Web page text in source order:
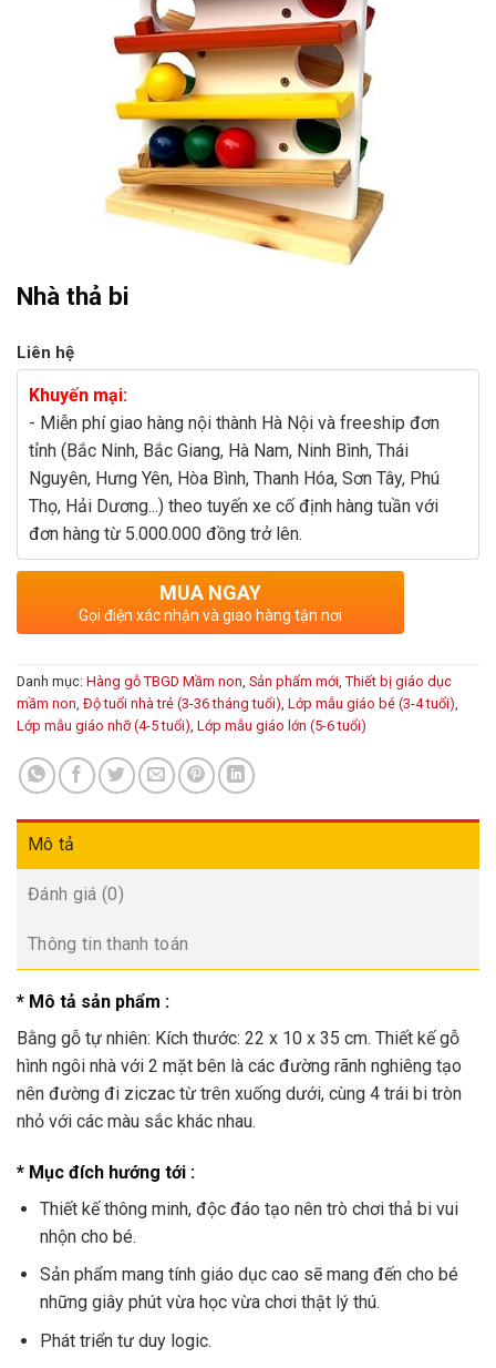
Nhà thả bi
Liên hệ
Khuyến mại:
- Miễn phí giao hàng nội thành Hà Nội và freeship đơn
tỉnh (Bắc Ninh, Bắc Giang, Hà Nam, Ninh Bình, Thái
Nguyên, Hưng Yên, Hòa Bình, Thanh Hóa, Sơn Tây, Phú
Thọ, Hải Dương...) theo tuyến xe cố định hàng tuần với
đơn hàng từ 5.000.000 đồng trở lên.
MUA NGAY
Gọi điện xác nhận và giao hàng tận nơi
Danh mục: Hàng gỗ TBGD Mầm non, Sản phẩm mới, Thiết bị giáo dục
mầm non, Độ tuổi nhà trẻ (3-36 tháng tuổi), Lớp mẫu giáo bé (3-4 tuổi),
Lớp mẫu giáo nhỡ (4-5 tuổi), Lớp mẫu giáo lớn (5-6 tuổi)
Mô tả
Đánh giá (0)
Thông tin thanh toán
* Mô tả sản phẩm :
Bằng gỗ tự nhiên: Kích thước: 22 x 10 x 35 cm. Thiết kế gỗ
hình ngôi nhà với 2 mặt bên là các đường rãnh nghiêng tạo
nên đường đi ziczac từ trên xuống dưới, cùng 4 trái bi tròn
nhỏ với các màu sắc khác nhau.
* Mục đích hướng tới :
Thiết kế thông minh, độc đáo tạo nên trò chơi thả bi vui
nhộn cho bé.
Sản phẩm mang tính giáo dục cao sẽ mang đến cho bé
những giây phút vừa học vừa chơi thật lý thú.
Phát triển tư duy logic.